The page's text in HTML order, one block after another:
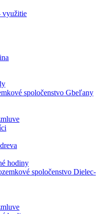
využitie
spoločenstvo Gbeľany
hodiny
spoločenstvo Dielec-